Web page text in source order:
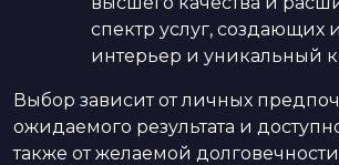
спектр услуг, создающих
интерьер и уникальный
Выбор зависит от личных
ожидаемого результата и
также от желаемой